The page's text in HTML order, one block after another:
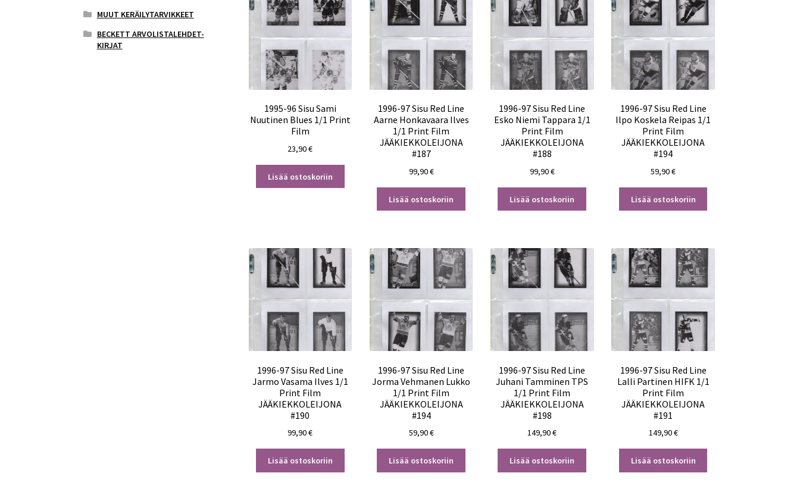
1995-96 Sisu Sami
Nuutinen Blues 1/1 Print
Film
23,90€
Lisää ostoskoriin
1996-97 Sisu Red Line
Aarne Honkavaara Ilves
1/1 Print Film
JÄÄKIEKKOLEIJONA
#187
99,90€
Lisää ostoskoriin
1996-97 Sisu Red Line
Esko Niemi Tappara 1/1
Print Film
JÄÄKIEKKOLEIJONA
#188
99,90€
Lisää ostoskoriin
1996-97 Sisu Red Line
Ilpo Koskela Reipas 1/1
Print Film
JÄÄKIEKKOLEIJONA
#194
59,90€
Lisää ostoskoriin
1996-97 Sisu Red Line
Jarmo Vasama Ilves 1/1
Print Film
JÄÄKIEKKOLEIJONA
#190
99,90€
Lisää ostoskoriin
1996-97 Sisu Red Line
Jorma Vehmanen Lukko
1/1 Print Film
JÄÄKIEKKOLEIJONA
#194
59,90€
Lisää ostoskoriin
1996-97 Sisu Red Line
Juhani Tamminen TPS
1/1 Print Film
JÄÄKIEKKOLEIJONA
#198
149,90€
Lisää ostoskoriin
1996-97 Sisu Red Line
Lalli Partinen HIFK 1/1
Print Film
JÄÄKIEKKOLEIJONA
#191
149,90€
Lisää ostoskoriin
MUUT KERÄILYTARVIKKEET
BECKETT ARVOLISTALEHDET-
KIRJAT